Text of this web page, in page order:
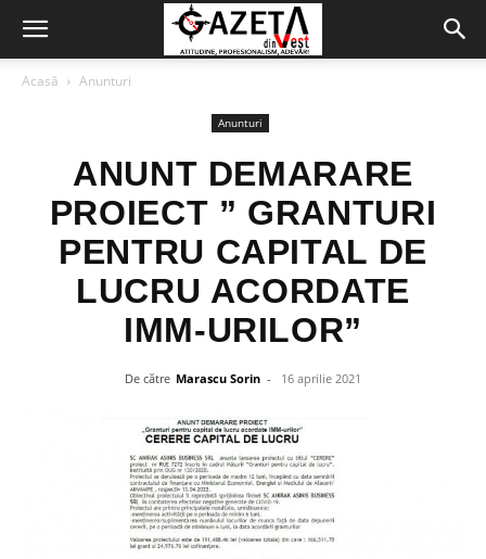
Acasă Anunturi
Anunturi
ANUNT DEMARARE
PROIECT ” GRANTURI
PENTRU CAPITAL DE
LUCRU ACORDATE
IMM-URILOR”
De către Marascu Sorin - 16 aprilie 2021